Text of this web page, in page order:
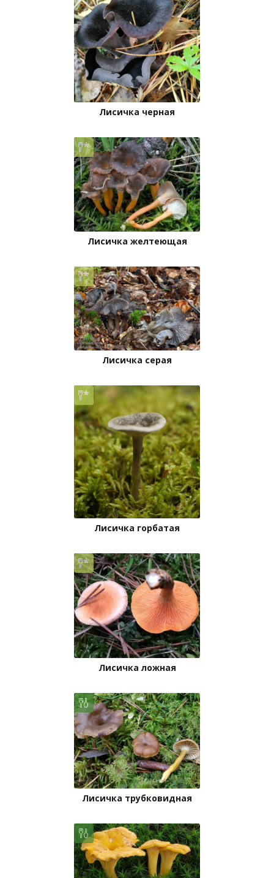
Лисичка черная
Лисичка желтеющая
Лисичка серая
Лисичка горбатая
Лисичка ложная
Лисичка трубковидная